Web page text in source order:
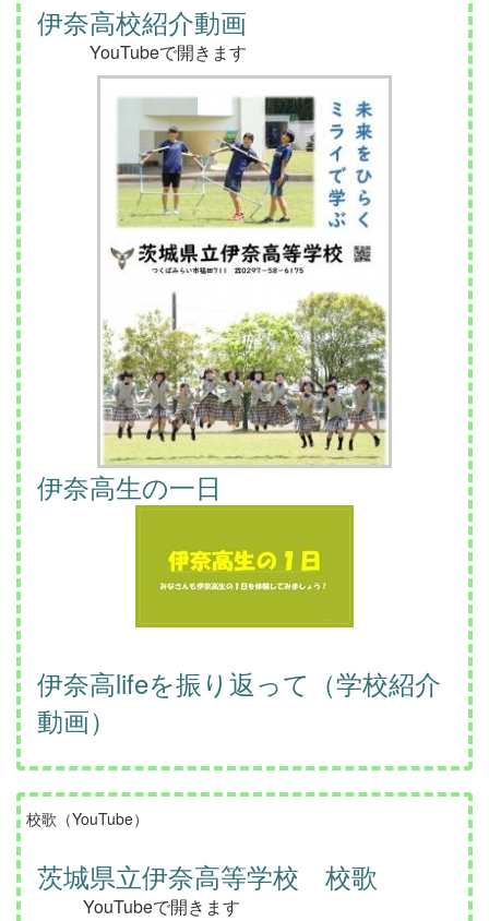
伊奈高校紹介動画
YouTubeで開きます
伊奈高生の一日
伊奈高lifeを振り返って（学校紹介
動画）
校歌（YouTube）
茨城県立伊奈高等学校 校歌
YouTubeで開きます